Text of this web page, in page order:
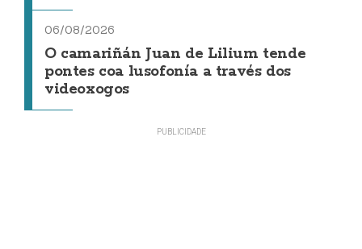
06/08/2026
O camariñán Juan de Lilium tende
pontes coa lusofonía a través dos
videoxogos